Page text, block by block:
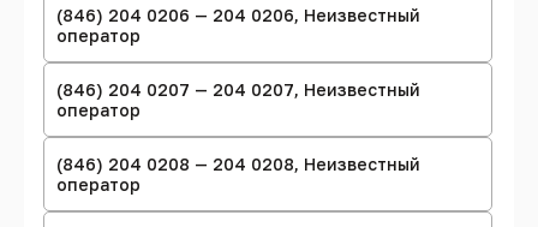
(846) 204 0206 — 204 0206, Неизвестный
оператор
(846) 204 0207 — 204 0207, Неизвестный
оператор
(846) 204 0208 — 204 0208, Неизвестный
оператор